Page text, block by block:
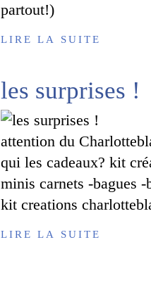
partout!)
LIRE LA SUITE
les surprises !
attention du
qui les cadeaux? kit
minis carnets -bagues
kit creations
LIRE LA SUITE